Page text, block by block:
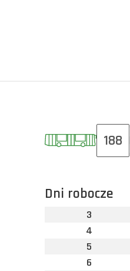
188
Dni robocze
3
4
5
6